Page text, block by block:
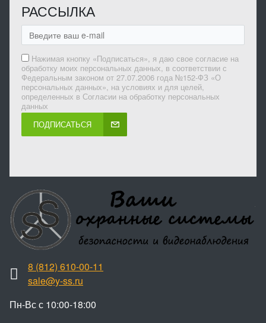
РАССЫЛКА
Нажимая кнопку «Подписаться», я даю свое согласие на
обработку моих персональных данных, в соответствии с
Федеральным законом от 27.07.2006 года №152-ФЗ «О
персональных данных», на условиях и для целей,
определенных в Согласии на обработку персональных
данных
ПОДПИСАТЬСЯ
8 (812) 610-00-11
sale@y-ss.ru
Пн-Вс с 10:00-18:00